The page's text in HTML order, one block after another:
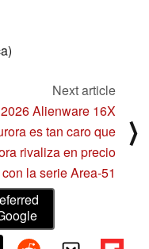
Next article
2026 Alienware 16X
es tan caro que
rivaliza en precio
con la serie Area-51
⟩